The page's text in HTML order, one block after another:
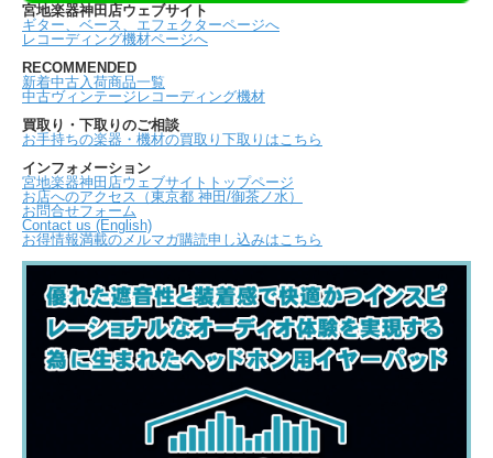
宮地楽器神田店ウェブサイト
ギター、ベース、エフェクターページへ
レコーディング機材ページへ
RECOMMENDED
新着中古入荷商品一覧
中古ヴィンテージレコーディング機材
買取り・下取りのご相談
お手持ちの楽器・機材の買取り下取りはこちら
インフォメーション
宮地楽器神田店ウェブサイトトップページ
お店へのアクセス（東京都 神田/御茶ノ水）
お問合せフォーム
Contact us (English)
お得情報満載のメルマガ購読申し込みはこちら